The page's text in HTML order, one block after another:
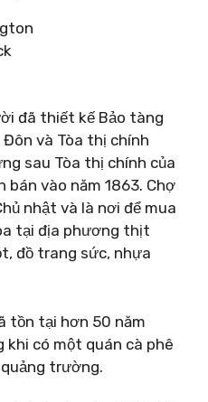
đã thiết kế Bảo tàng
và Tòa thị chính
sau Tòa thị chính của
bán vào năm 1863. Chợ
nhật và là nơi để mua
tại địa phương thịt
đồ trang sức, nhựa
tồn tại hơn 50 năm
khi có một quán cà phê
trường.